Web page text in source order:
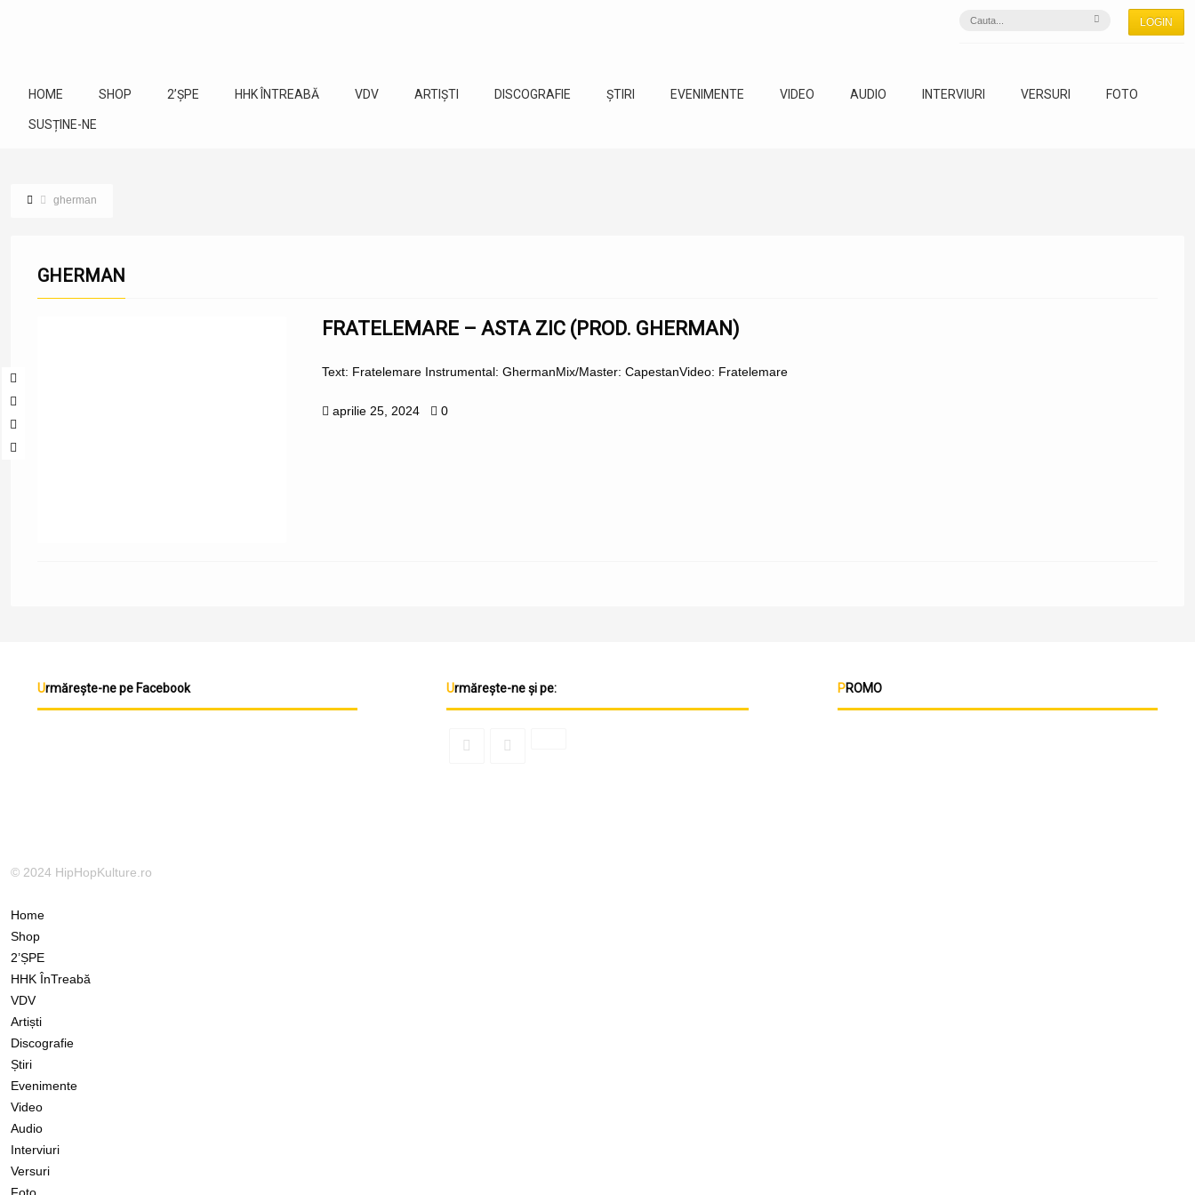
LOGIN
HOME SHOP 2’ȘPE HHK ÎNTREABĂ VDV ARTIȘTI DISCOGRAFIE ȘTIRI EVENIMENTE VIDEO AUDIO INTERVIURI VERSURI FOTO
SUSȚINE-NE
gherman
GHERMAN
FRATELEMARE – ASTA ZIC (PROD. GHERMAN)
Text: Fratelemare Instrumental: GhermanMix/Master: CapestanVideo: Fratelemare
aprilie 25, 2024 0
Urmărește-ne pe Facebook Urmărește-ne și pe: PROMO
© 2024 HipHopKulture.ro
Home
Shop
2’ȘPE
HHK ÎnTreabă
VDV
Artiști
Discografie
Știri
Evenimente
Video
Audio
Interviuri
Versuri